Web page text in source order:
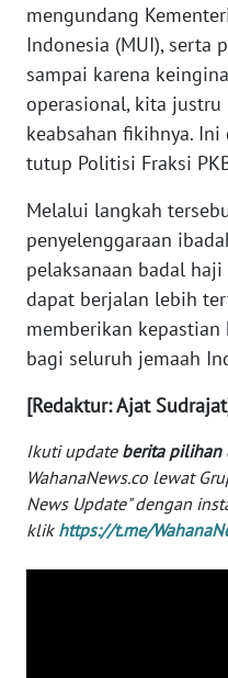
mengundang
Indonesia (MUI), serta
sampai karena
operasional, kita
keabsahan fikihnya.
tutup Politisi Fraksi
Melalui langkah
penyelenggaraan
pelaksanaan badal
dapat berjalan lebih
memberikan
bagi seluruh jemaah
[Redaktur: Ajat
Ikuti update berita pilihan
WahanaNews.co lewat
News Update" dengan
klik https://t.me/
WN
KALBAR
WN
KALTENG
WN
KALTARA
WN
KALSEL
WN
KALTIM
WN
SULSEL
WN